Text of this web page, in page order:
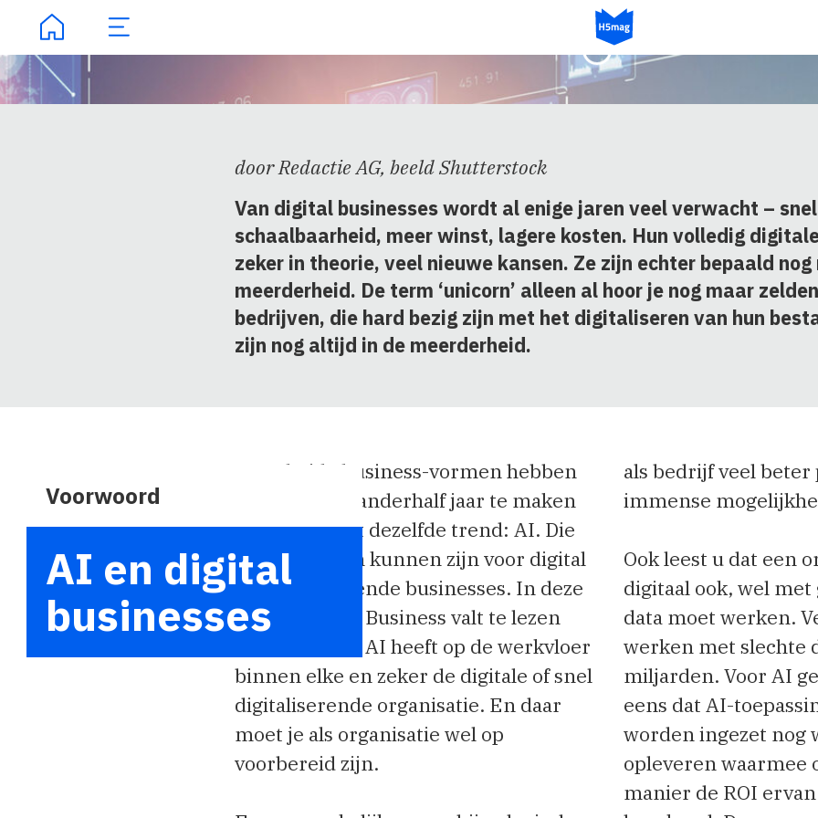
Van digital businesses wordt al enige jaren veel verwacht – snelheid,
schaalbaarheid, meer winst, lagere kosten. Hun volledig digitale fundament biedt,
zeker in theorie, veel nieuwe kansen. Ze zijn echter bepaald nog niet in de
meerderheid. De term ‘unicorn’ alleen al hoor je nog maar zelden. ‘Traditionele’
bedrijven, die hard bezig zijn met hetdigitaliserenvan hun bestaande fundament,
zijn nog altijd in de meerderheid.
Maar beide business-vormen hebben
special Digital Business valt te lezen
welke invloed AI heeft op de werkvloer
binnen elke en zeker de digitale of snel
digitaliserende organisatie. En daar
moet je als organisatie wel op
voorbereid zijn.
Een opmerkelijke maar bijna logische
ontwikkeling is dat HR en IT steeds
meer naar elkaar toeschuiven. Want
nauwere samenwerking tussen HR en
IT kan zorgen voor een betere
samenwerking tussen mens en AI
binnen een bedrijf. Lukt dat, dan kan je
als bedrijf veel beter profiteren van de
data moet werken. Veel bedrijven
werken met slechte data en dat kost
miljarden. Voor AI geldt dan ook nog
eens dat AI-toepassingen die nu
worden ingezet nog weinig data
opleveren waarmee op de klassieke
manier de ROI ervan kan worden
berekend. Door naar andere factoren te
kijken, is wel een oordeel over de ROI te
krijgen, kunt u lezen in deze special.
Want AI mag dan nog niet op veel
plekken al met groot succes worden
ingezet, het wordt hoe dan ook van
groot belang voor digital businesses.